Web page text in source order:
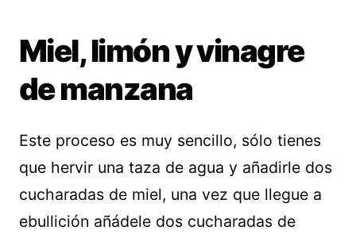
Miel, limón y vinagre
de manzana
Este proceso es muy sencillo, sólo tienes
que hervir una taza de agua y añadirle dos
cucharadas de miel, una vez que llegue a
ebullición añádele dos cucharadas de